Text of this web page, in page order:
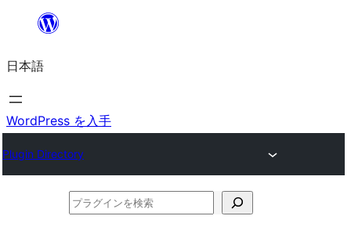
を
ス
キ
プ
日本語
WordPress を入手
Plugin Directory
プ